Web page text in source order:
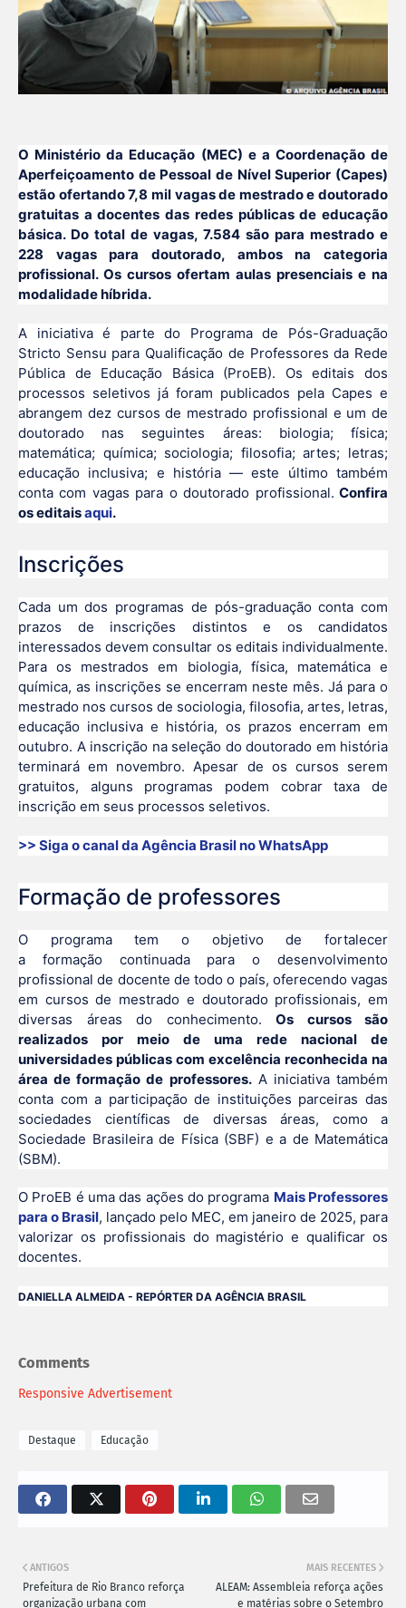
O Ministério da Educação (MEC) e a Coordenação de
Aperfeiçoamento de Pessoal de Nível Superior (Capes)
estão ofertando 7,8 mil vagas de mestrado e doutorado
gratuitas a docentes das redes públicas de educação
básica. Do total de vagas, 7.584 são para mestrado e
228 vagas para doutorado, ambos na categoria
profissional. Os cursos ofertam aulas presenciais e na
modalidade híbrida.
A iniciativa é parte do Programa de Pós-Graduação
Stricto Sensu para Qualificação de Professores da Rede
Pública de Educação Básica (ProEB). Os editais dos
processos seletivos já foram publicados pela Capes e
abrangem dez cursos de mestrado profissional e um de
doutorado nas seguintes áreas: biologia; física;
matemática; química; sociologia; filosofia; artes; letras;
educação inclusiva; e história — este último também
conta com vagas para o doutorado profissional. Confira
os editaisaqui.
Inscrições
Cada um dos programas de pós-graduação conta com
prazos de inscrições distintos e os candidatos
interessados devem consultar os editais individualmente.
Para os mestrados em biologia, física, matemática e
química, as inscrições se encerram neste mês. Já para o
mestrado nos cursos de sociologia, filosofia, artes, letras,
educação inclusiva e história, os prazos encerram em
outubro. A inscrição na seleção do doutorado em história
terminará em novembro. Apesar de os cursos serem
gratuitos, alguns programas podem cobrar taxa de
inscrição em seus processos seletivos.
>> Siga o canal da Agência Brasilno WhatsApp
Formação de professores
O programa tem o objetivo de fortalecer
a formação continuada para o desenvolvimento
profissional de docente de todo o país, oferecendo vagas
em cursos de mestrado e doutorado profissionais, em
diversas áreas do conhecimento. Os cursos são
realizados por meio de uma rede nacional de
universidades públicas com excelência reconhecida na
área de formação de professores.A iniciativa também
conta com a participação de instituições parceiras das
sociedades científicas de diversas áreas, como a
Sociedade Brasileira de Física (SBF) e a de Matemática
(SBM).
O ProEB é uma das ações do programa Mais Professores
para o Brasil, lançado pelo MEC, em janeiro de 2025, para
valorizar os profissionais do magistério e qualificar os
docentes.
DANIELLA ALMEIDA - REPÓRTER DA AGÊNCIA BRASIL
Comments
Responsive Advertisement
Destaque Educação
MAIS RECENTES
ALEAM: Assembleia reforça ações
e matérias sobre o Setembro
ANTIGOS
Prefeitura de Rio Branco reforça
organização urbana com